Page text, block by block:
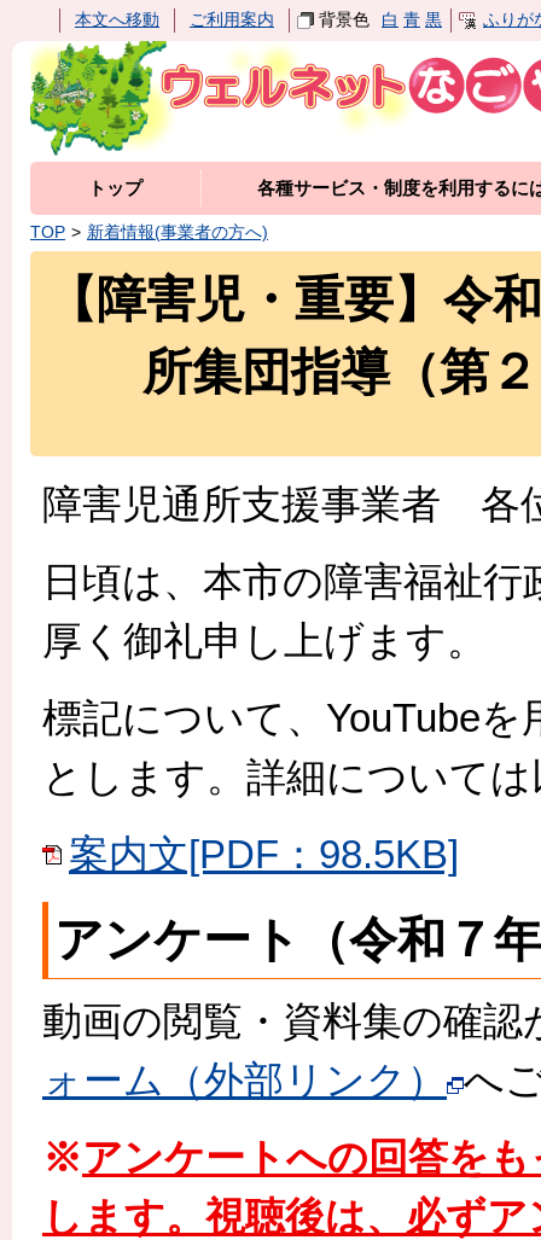
本文へ移動 ご利用案内 背景色 白 青 黒 ふりが
トップ 各種サービス・制度を利用するに
TOP 新着情報(事業者の方へ)
【障害児・重要】令
所集団指導（第
障害児通所支援事業者 各
日頃は、本市の障害福祉
厚く御礼申し上げます。
標記について、YouTube
とします。詳細について
案内文[PDF：98.5KB]
アンケート（令和７
動画の閲覧・資料集の確
ォーム（外部リンク）
へ
※アンケートへの回答を
します。視聴後は、必ず